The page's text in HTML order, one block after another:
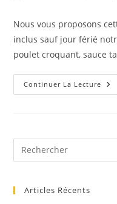
Nous vous proposons
inclus sauf jour férié
poulet croquant, sauce
Continuer La Lecture
Articles Récents